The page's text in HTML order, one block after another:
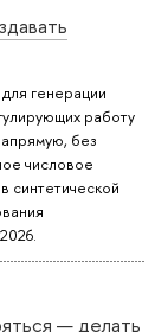
генерации
работу
без
числовое
синтетической
— делать